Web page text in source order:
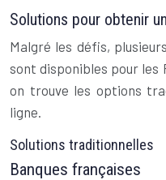
Solutions pour obtenir
Malgré les défis,
sont disponibles pour les
on trouve les options
ligne.
Solutions traditionnelles
Banques françaises